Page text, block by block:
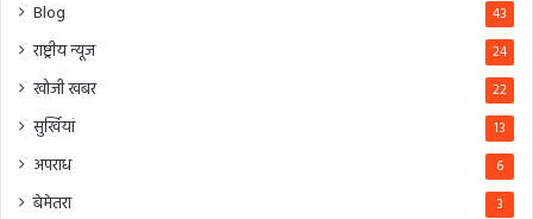
Blog 43
राष्ट्रीय न्यूज 24
खोजी खबर 22
सुर्खियां 13
अपराध 6
बेमेतरा 3